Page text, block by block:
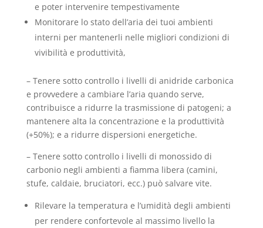
e poter intervenire tempestivamente
Monitorare lo stato dell’aria dei tuoi ambienti
interni per mantenerli nelle migliori condizioni di
vivibilità e produttività,
– Tenere sotto controllo i livelli di anidride carbonica
e provvedere a cambiare l’aria quando serve,
contribuisce a ridurre la trasmissione di patogeni; a
mantenere alta la concentrazione e la produttività
(+50%); e a ridurre dispersioni energetiche.
– Tenere sotto controllo i livelli di monossido di
carbonio negli ambienti a fiamma libera (camini,
stufe, caldaie, bruciatori, ecc.) può salvare vite.
Rilevare la temperatura e l’umidità degli ambienti
per rendere confortevole al massimo livello la